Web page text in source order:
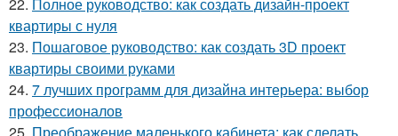
квартиры с нуля
23. Пошаговое руководство: как создать 3D проект
квартиры своими руками
24. 7 лучших программ для дизайна интерьера: выбор
профессионалов
25. Преображение маленького кабинета: как сделать